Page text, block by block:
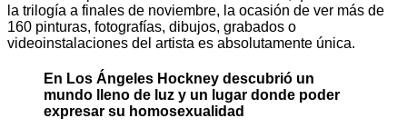
la trilogía a finales de noviembre, la ocasión de ver más de
160 pinturas, fotografías, dibujos, grabados o
videoinstalaciones del artista es absolutamente única.
En Los Ángeles Hockney descubrió un
mundo lleno de luz y un lugar donde poder
expresar su homosexualidad